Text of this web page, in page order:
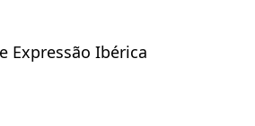
Expressão Ibérica